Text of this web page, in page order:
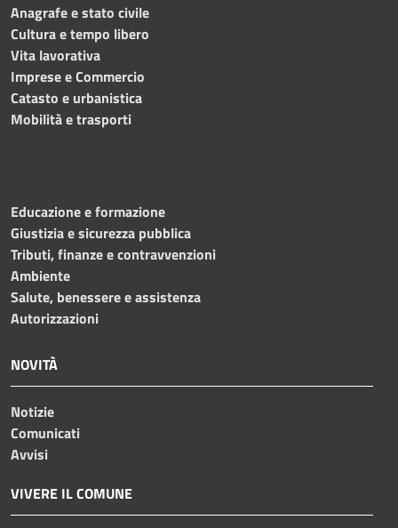
Anagrafe e stato civile
Cultura e tempo libero
Vita lavorativa
Imprese e Commercio
Catasto e urbanistica
Mobilità e trasporti
Educazione e formazione
Giustizia e sicurezza pubblica
Tributi, finanze e contravvenzioni
Ambiente
Salute, benessere e assistenza
Autorizzazioni
NOVITÀ
Notizie
Comunicati
Avvisi
VIVERE IL COMUNE